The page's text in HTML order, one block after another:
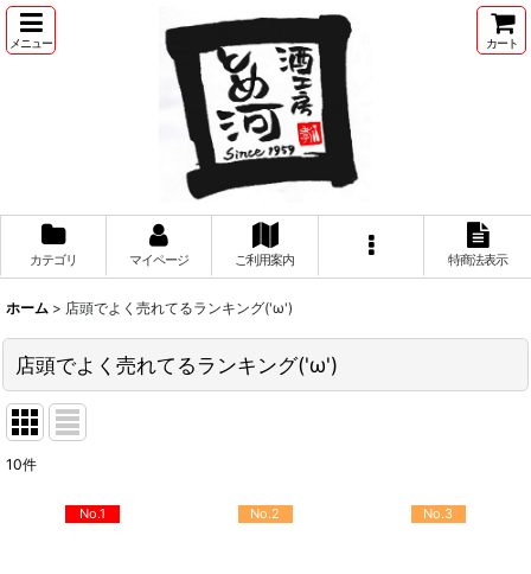
メニュー カート
カテゴリ マイページ ご利用案内 特商法表示
ホーム > 店頭でよく売れてるランキング('ω')
店頭でよく売れてるランキング('ω')
10件
No.1 No.2 No.3